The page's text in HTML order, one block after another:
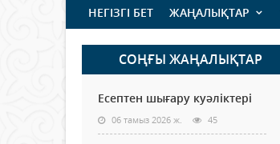
НЕГІЗГІ БЕТ ЖАҢАЛЫҚТАР
СОҢҒЫ ЖАҢАЛЫҚТАР
Есептен шығару куәліктері
06 тамыз 2026 ж. 45